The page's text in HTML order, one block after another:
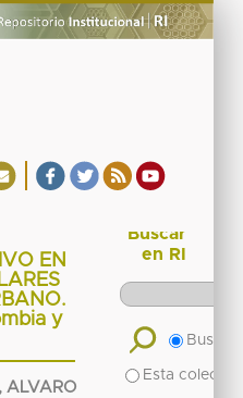
EN
y
ALVARO
Buscar
en RI
Buscar
Esta